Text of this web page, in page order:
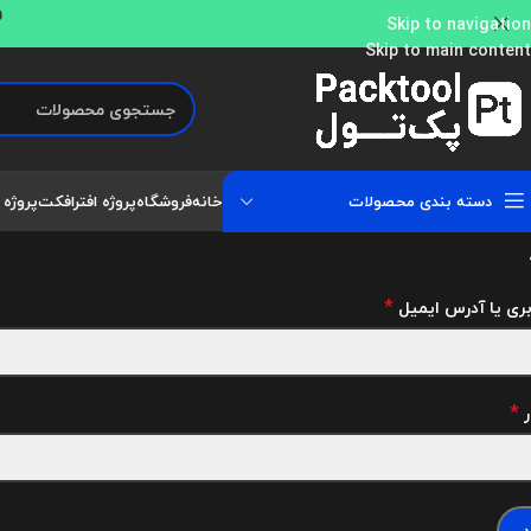
Skip to navigation
Skip to main content
دسته بندی محصولات خانهفروشگاهپروژه افترافکت
یا آدرس ایمیل *
*